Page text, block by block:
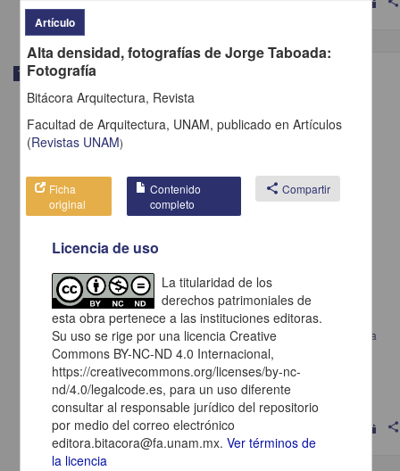
Trabajo de grado
Transformaciones urbano-arquitectónicas: efectos socioespaciales en la
periferia oriente de la Ciudad de México :
González López, Jorge Leonardo
Artes y Humanidades
share
Artículo
Alta densidad, fotografías de Jorge Taboada:
Fotografía
Bitácora Arquitectura, Revista
Facultad de Arquitectura, UNAM, publicado enArtículos
(Revistas UNAM)
Ficha
original
Contenido
completo
share Compartir
Licencia de uso
La titularidad de los
derechos patrimoniales de
esta obra pertenece a las instituciones editoras.
Su uso se rige por una licencia Creative
Commons BY-NC-ND 4.0 Internacional,
https://creativecommons.org/licenses/by-nc-
nd/4.0/legalcode.es, para un uso diferente
consultar al responsable jurídico del repositorio
por medio del correo electrónico
editora.bitacora@fa.unam.mx.Ver términos de
la licencia